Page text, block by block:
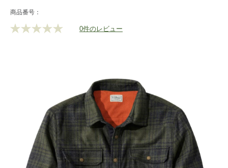
https://www.llbean.co.jp/mens/tops/casual-
shirts/g/P20010175.html
商品番号：
評
ペ
ー
ジ
の
リ
ン
ク。
0件のレビュー